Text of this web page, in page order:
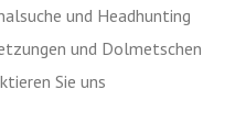
und Headhunting
und Dolmetschen
Sie uns